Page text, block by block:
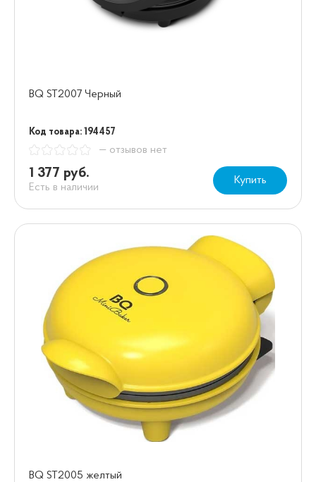
BQ ST2007 Черный
Код товара: 194457
— отзывов нет
1 377 руб.
Есть в наличии
Купить
BQ ST2005 желтый